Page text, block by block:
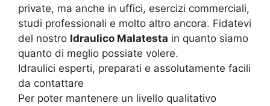
private, ma anche in uffici, esercizi commerciali,
studi professionali e molto altro ancora. Fidatevi
del nostro Idraulico Malatesta in quanto siamo
quanto di meglio possiate volere.
Idraulici esperti, preparati e assolutamente facili
da contattare
Per poter mantenere un livello qualitativo